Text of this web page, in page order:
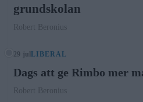
grundskolan
Robert Beronius
29 julLIBERAL
Dags att ge Rimbo mer
Robert Beronius